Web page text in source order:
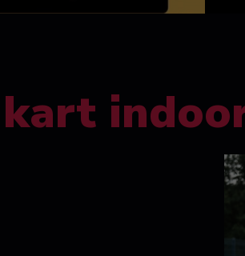
kart